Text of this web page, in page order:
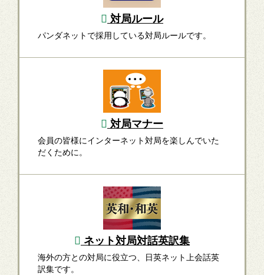
対局ルール
パンダネットで採用している対局ルールです。
対局マナー
会員の皆様にインターネット対局を楽しんでいた
だくために。
ネット対局対話英訳集
海外の方との対局に役立つ、日英ネット上会話英
訳集です。